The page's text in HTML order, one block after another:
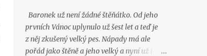
Baronek už není žádné štěňátko. Od jeho
prvních Vánoc uplynulo už šest let a teď je
z něj zkušený velký pes. Nápady má ale
pořád jako štěně a jeho velký a nyní už i